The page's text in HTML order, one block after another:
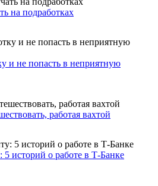
на подработках
и не попасть в неприятную
работая вахтой
историй о работе в Т-Банке